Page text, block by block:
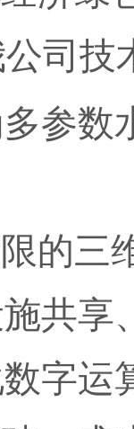
司技
参数
的三
共享
字运